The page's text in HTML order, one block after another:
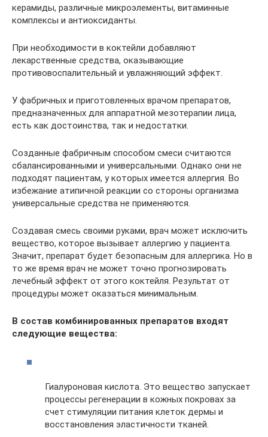
керамиды, различные микроэлементы, витаминные
комплексы и антиоксиданты.
При необходимости в коктейли добавляют
лекарственные средства, оказывающие
противовоспалительный и увлажняющий эффект.
У фабричных и приготовленных врачом препаратов,
предназначенных для аппаратной мезотерапии лица,
есть как достоинства, так и недостатки.
Созданные фабричным способом смеси считаются
сбалансированными и универсальными. Однако они не
подходят пациентам, у которых имеется аллергия. Во
избежание атипичной реакции со стороны организма
универсальные средства не применяются.
Создавая смесь своими руками, врач может исключить
вещество, которое вызывает аллергию у пациента.
Значит, препарат будет безопасным для аллергика. Но в
то же время врач не может точно прогнозировать
лечебный эффект от этого коктейля. Результат от
процедуры может оказаться минимальным.
В состав комбинированных препаратов входят
следующие вещества:
Гиалуроновая кислота. Это вещество запускает
процессы регенерации в кожных покровах за
счет стимуляции питания клеток дермы и
восстановления эластичности тканей.